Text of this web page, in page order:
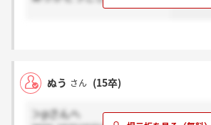
ぬう さん (15卒)
＞pさんへ